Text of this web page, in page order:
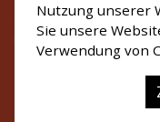
Nutzung unserer
Sie unsere
Verwendung von
DEBI´S TSG
Kontakt.Datenschutz.